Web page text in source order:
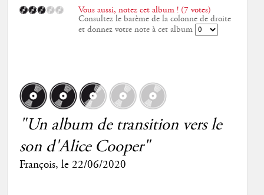
Vous aussi, notez cet album ! (7 votes)
Consultez le barème de la colonne de droite
et donnez votre note à cet album
"Un album de transition vers le
son d'Alice Cooper"
François, le 22/06/2020